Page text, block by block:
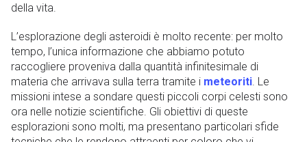
della vita.
L’esplorazione degli asteroidi è molto recente: per molto
tempo, l’unica informazione che abbiamo potuto
raccogliere proveniva dalla quantità infinitesimale di
materia che arrivava sulla terra tramite i meteoriti. Le
missioni intese a sondare questi piccoli corpi celesti sono
ora nelle notizie scientifiche. Gli obiettivi di queste
esplorazioni sono molti, ma presentano particolari sfide